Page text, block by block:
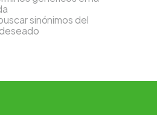
sinónimos del